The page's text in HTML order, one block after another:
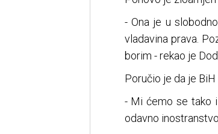
- Ona je u
vladavina prava.
borim - rekao je
Poručio je da je
- Mi ćemo se tako
odavno